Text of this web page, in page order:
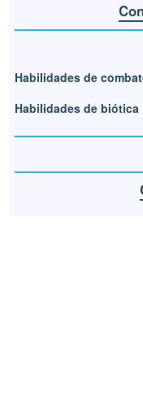
Habilidades de
Habilidades de biótica